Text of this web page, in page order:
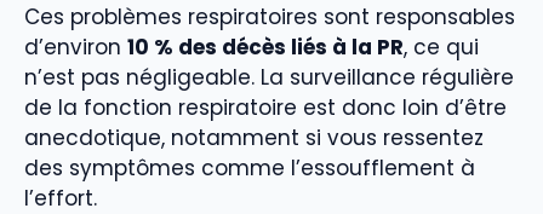
Ces problèmes respiratoires sont responsables
d’environ 10 % des décès liés à la PR, ce qui
n’est pas négligeable. La surveillance régulière
de la fonction respiratoire est donc loin d’être
anecdotique, notamment si vous ressentez
des symptômes comme l’essoufflement à
l’effort.